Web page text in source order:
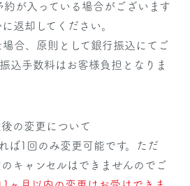
約が入っている場合がございます
返却してください。
合、原則として銀行振込にてご
込手数料はお客様負担となりま
の変更について
ば1回のみ変更可能です。ただ
キャンセルはできませんのでご